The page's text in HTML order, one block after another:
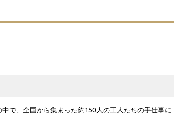
で、全国から集まった約150人の工人たちの手仕事に